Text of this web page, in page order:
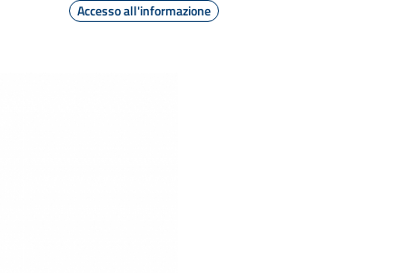
Accesso all'informazione